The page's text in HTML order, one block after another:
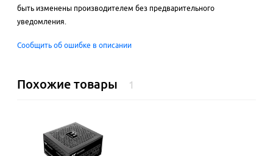
быть изменены производителем без предварительного
уведомления.
Сообщить об ошибке в описании
Похожие товары 1